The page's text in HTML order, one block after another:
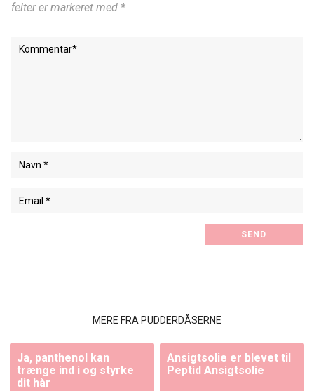
felter er markeret med *
MERE FRA PUDDERDÅSERNE
Ja, panthenol kan
trænge ind i og styrke
dit hår
Ansigtsolie er blevet til
Peptid Ansigtsolie